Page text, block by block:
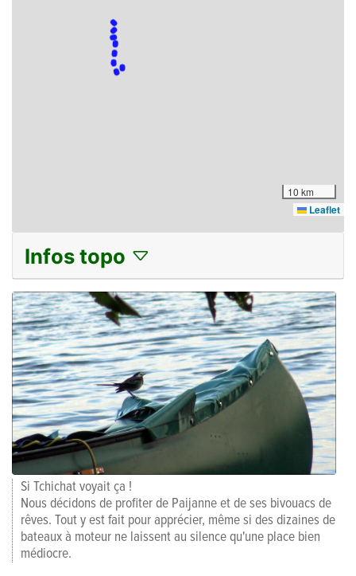
10 km
Leaflet
Infos topo
Si Tchichat voyait ça !
Nous décidons de profiter de Paijanne et de ses bivouacs de
rêves. Tout y est fait pour apprécier, même si des dizaines de
bateaux à moteur ne laissent au silence qu'une place bien
médiocre.